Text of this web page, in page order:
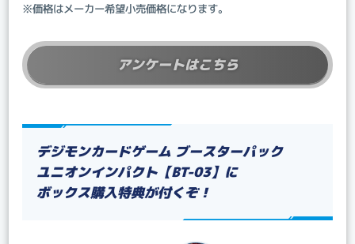
※価格はメーカー希望小売価格になります。
アンケートはこちら
デジモンカードゲーム ブースターパック
ユニオンインパクト【BT-03】に
ボックス購入特典が付くぞ！